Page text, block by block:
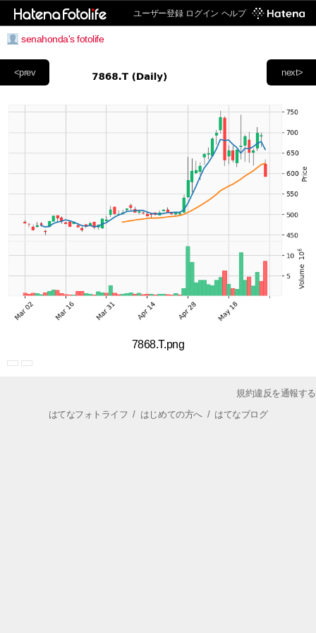
ユーザー登録 ログイン ヘルプ
senahonda's fotolife
next>
<prev
7868.T.png
規約違反を通報する
はてなフォトライフ / はじめての方へ/ はてなブログ